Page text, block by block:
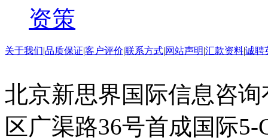
资策
关于我们|品质保证|客户评价|联系方式|网站声明|汇款资料|诚聘
北京新思界国际信息咨
区广渠路36号首成国际